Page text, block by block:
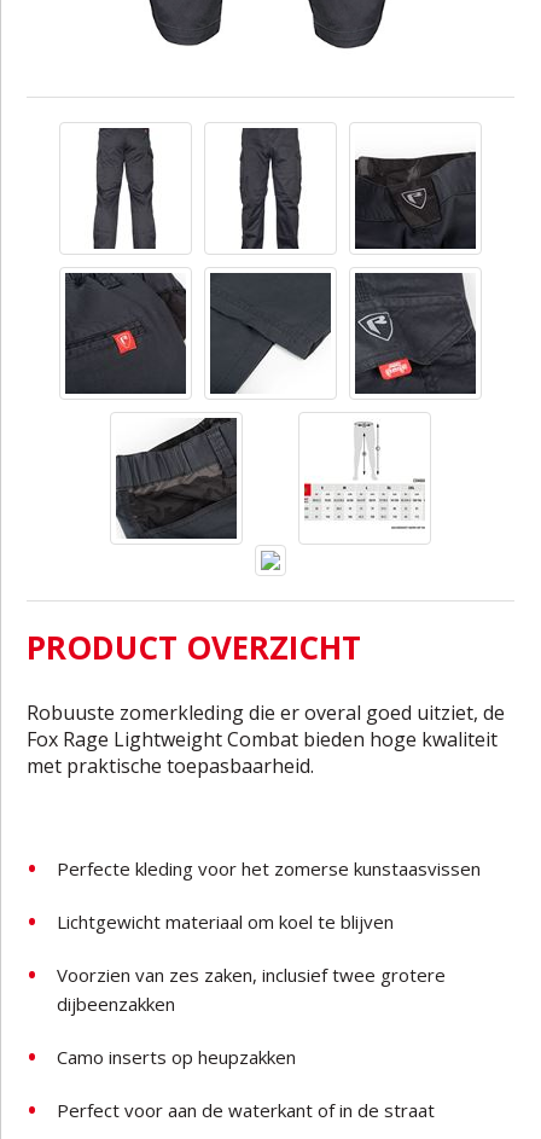
PRODUCT OVERZICHT
Robuuste zomerkleding die er overal goed uitziet, de
Fox Rage Lightweight Combat bieden hoge kwaliteit
met praktische toepasbaarheid.
Perfecte kleding voor het zomerse kunstaasvissen
Lichtgewicht materiaal om koel te blijven
Voorzien van zes zaken, inclusief twee grotere
dijbeenzakken
Camo inserts op heupzakken
Perfect voor aan de waterkant of in de straat